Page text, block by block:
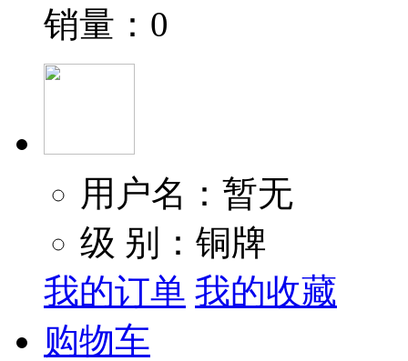
销量：0
用户名：暂无
级 别：铜牌
我的订单 我的收藏
购物车